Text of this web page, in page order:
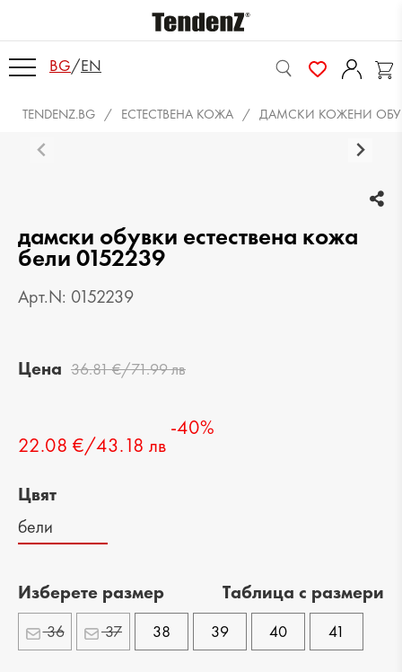
BG/EN
TENDENZ.BG ЕСТЕСТВЕНА КОЖА ДАМСКИ КОЖЕНИ
дамски обувки естествена кожа
бели 0152239
Арт.N: 0152239
Цена 36.81 €/71.99 лв
22.08 €/43.18 лв
-40%
Цвят
бели
Изберете размер Tаблица с размери
36 37 38 39 40 41